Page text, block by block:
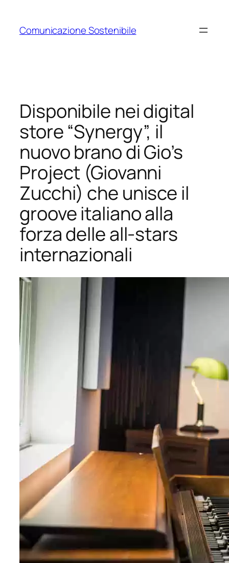
contenuto
Comunicazione Sostenibile
Disponibile nei digital
store “Synergy”, il
nuovo brano di Gio’s
Project (Giovanni
Zucchi) che unisce il
groove italiano alla
forza delle all-stars
internazionali